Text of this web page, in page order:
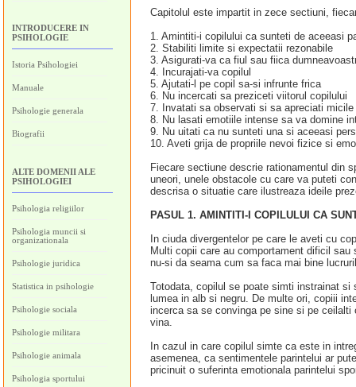
INTRODUCERE IN
PSIHOLOGIE
Istoria Psihologiei
Manuale
Psihologie generala
Biografii
ALTE DOMENII ALE
PSIHOLOGIEI
Psihologia religiilor
Psihologia muncii si
organizationala
Psihologie juridica
Statistica in psihologie
Psihologie sociala
Psihologie militara
Psihologie animala
Psihologia sportului
Capitolul este impartit in zece sectiuni,
1. Amintiti-i copilului ca sunteti de aceeasi
2. Stabiliti limite si expectatii rezonabile
3. Asigurati-va ca fiul sau fiica
4. Incurajati-va copilul
5. Ajutati-l pe copil sa-si infrunte frica
6. Nu incercati sa preziceti viitorul copilului
7. Invatati sa observati si sa apreciati
8. Nu lasati emotiile intense sa va domine
9. Nu uitati ca nu sunteti una si aceeasi
10. Aveti grija de propriile nevoi fizice si
Fiecare sectiune descrie rationamentul din
uneori, unele obstacole cu care va puteti
descrisa o situatie care ilustreaza ideile
PASUL 1. AMINTITI-I COPILULUI CA
In ciuda divergentelor pe care le aveti cu
Multi copii care au comportament dificil
nu-si da seama cum sa faca mai bine
Totodata, copilul se poate simti instrainat
lumea in alb si negru. De multe ori, copiii
incerca sa se convinga pe sine si pe
vina.
In cazul in care copilul simte ca este in
asemenea, ca sentimentele parintelui ar
pricinuit o suferinta emotionala parintelui